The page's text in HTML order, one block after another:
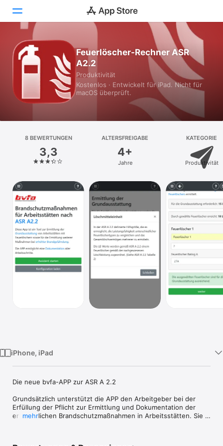
Heute
Spiele
Apps
Plattform
iPhone
iPad
Mac
Vision
Watch
TV
Feuerlöscher-Rechner ASR
A2.2
Produktivität
Kostenlos · Entwickelt für iPad. Nicht für
macOS überprüft.
8 BEWERTUNGEN
3,3
ALTERSFREIGABE
4+
Jahre
KATEGORIE
Produktivität
iPhone, iPad
Die neue bvfa-APP zur ASR A 2.2
Grundsätzlich unterstützt die APP den Arbeitgeber bei der
Erfüllung der Pflicht zur Ermittlung und Dokumentation der
erforderlichen Brandschutzmaßnahmen in Arbeitsstätten. Sie
mehr